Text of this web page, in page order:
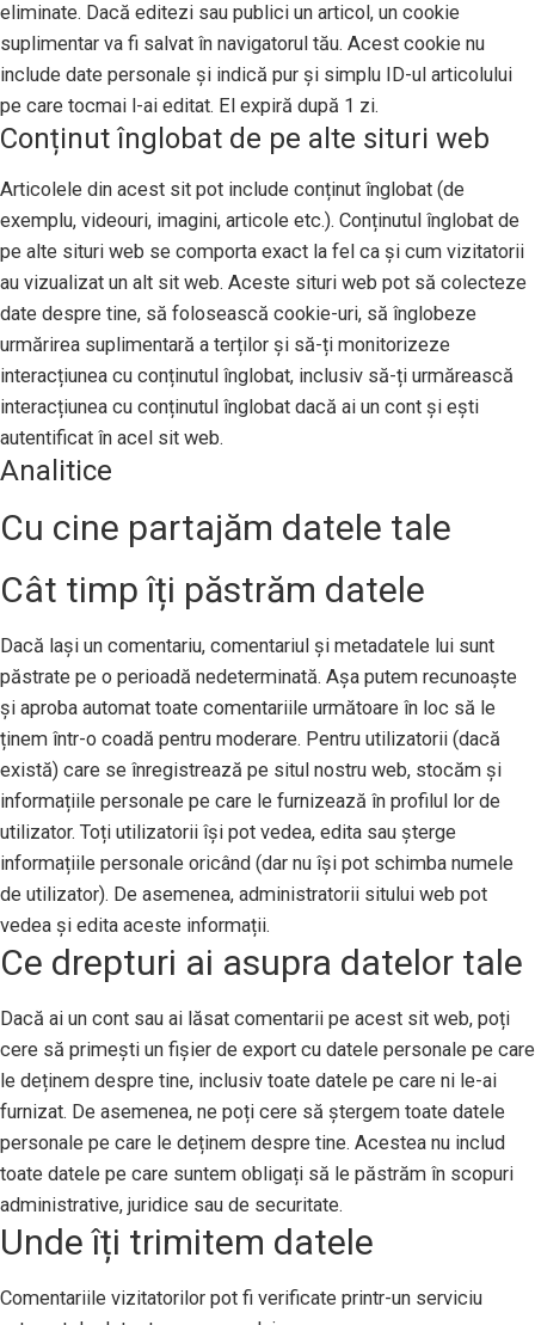
eliminate. Dacă editezi sau publici un articol, un cookie
suplimentar va fi salvat în navigatorul tău. Acest cookie nu
include date personale și indică pur și simplu ID-ul articolului
pe care tocmai l-ai editat. El expiră după 1 zi.
Conținut înglobat de pe alte situri web
Articolele din acest sit pot include conținut înglobat (de
exemplu, videouri, imagini, articole etc.). Conținutul înglobat de
pe alte situri web se comporta exact la fel ca și cum vizitatorii
au vizualizat un alt sit web. Aceste situri web pot să colecteze
date despre tine, să folosească cookie-uri, să înglobeze
urmărirea suplimentară a terților și să-ți monitorizeze
interacțiunea cu conținutul înglobat, inclusiv să-ți urmărească
interacțiunea cu conținutul înglobat dacă ai un cont și ești
autentificat în acel sit web.
Analitice
Cu cine partajăm datele tale
Cât timp îți păstrăm datele
Dacă lași un comentariu, comentariul și metadatele lui sunt
păstrate pe o perioadă nedeterminată. Așa putem recunoaște
și aproba automat toate comentariile următoare în loc să le
ținem într-o coadă pentru moderare. Pentru utilizatorii (dacă
există) care se înregistrează pe situl nostru web, stocăm și
informațiile personale pe care le furnizează în profilul lor de
utilizator. Toți utilizatorii își pot vedea, edita sau șterge
informațiile personale oricând (dar nu își pot schimba numele
de utilizator). De asemenea, administratorii sitului web pot
vedea și edita aceste informații.
Ce drepturi ai asupra datelor tale
Dacă ai un cont sau ai lăsat comentarii pe acest sit web, poți
cere să primești un fișier de export cu datele personale pe care
le deținem despre tine, inclusiv toate datele pe care ni le-ai
furnizat. De asemenea, ne poți cere să ștergem toate datele
personale pe care le deținem despre tine. Acestea nu includ
toate datele pe care suntem obligați să le păstrăm în scopuri
administrative, juridice sau de securitate.
Unde îți trimitem datele
Comentariile vizitatorilor pot fi verificate printr-un serviciu